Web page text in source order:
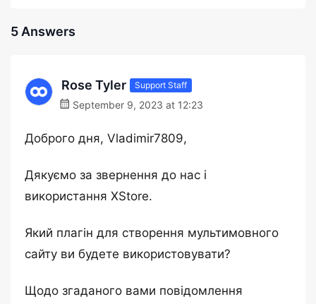
5 Answers
Rose Tyler Support Staff
September 9, 2023 at 12:23
Доброго дня, Vladimir7809,
Дякуємо за звернення до нас і
використання XStore.
Який плагін для створення мультимовного
сайту ви будете використовувати?
Щодо згаданого вами повідомлення